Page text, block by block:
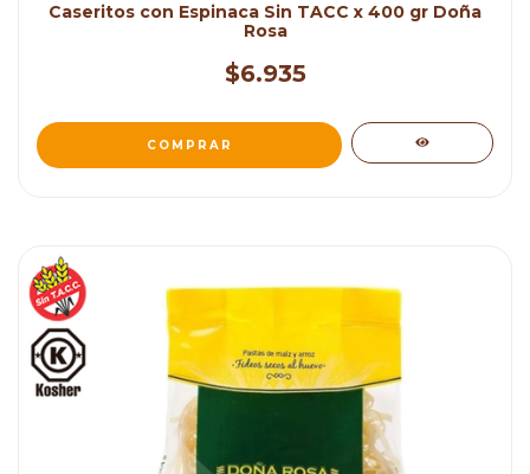
Caseritos con Espinaca Sin TACC x 400 gr Doña
Rosa
$6.935